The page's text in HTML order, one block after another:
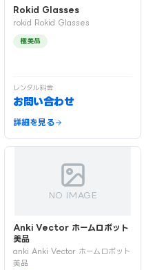
Rokid Glasses
rokid Rokid Glasses
極美品
レンタル料金
お問い合わせ
詳細を見る
NO IMAGE
Anki Vector ホームロボット
美品
anki Anki Vector ホームロボット
美品